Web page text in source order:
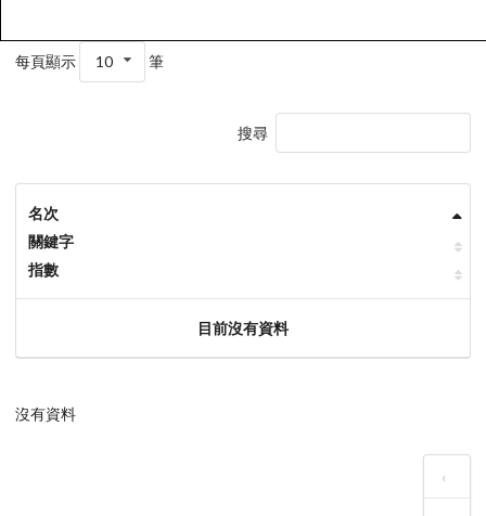
每頁顯示 10 筆
搜尋
名次
關鍵字
指數
目前沒有資料
沒有資料
‹